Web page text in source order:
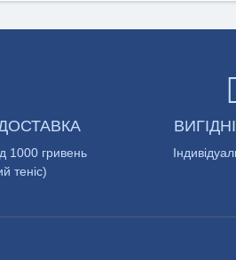
1000 гривень
теніс)